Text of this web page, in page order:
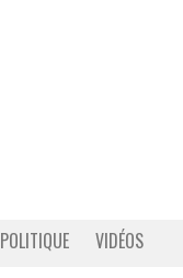
POLITIQUE VIDÉOS